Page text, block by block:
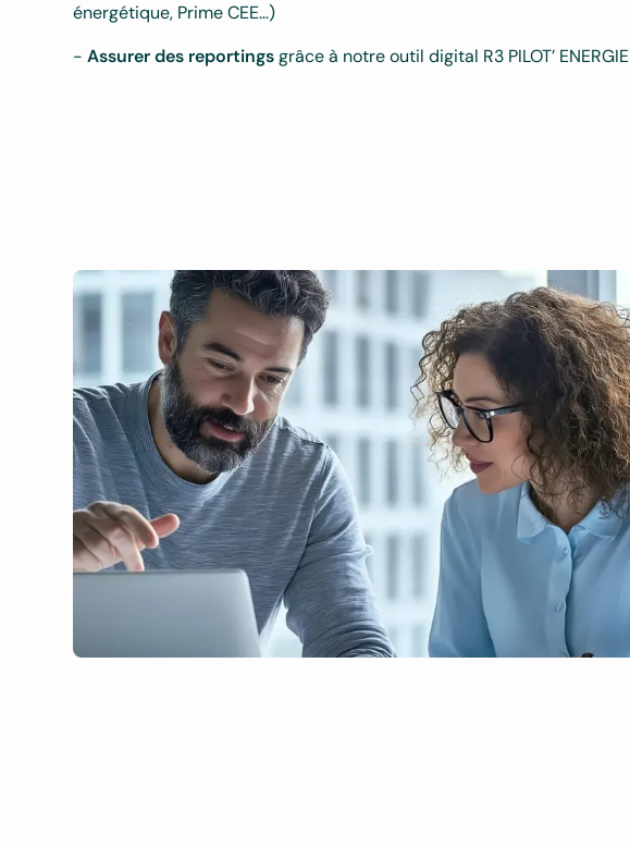
énergétique, Prime CEE…)
-Assurer des reportingsgrâce à notre outil digital R3 PILOT’ ENERGIE